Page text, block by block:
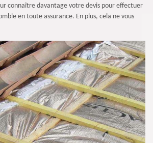
connaître davantage votre devis pour effectuer
en toute assurance. En plus, cela ne vous